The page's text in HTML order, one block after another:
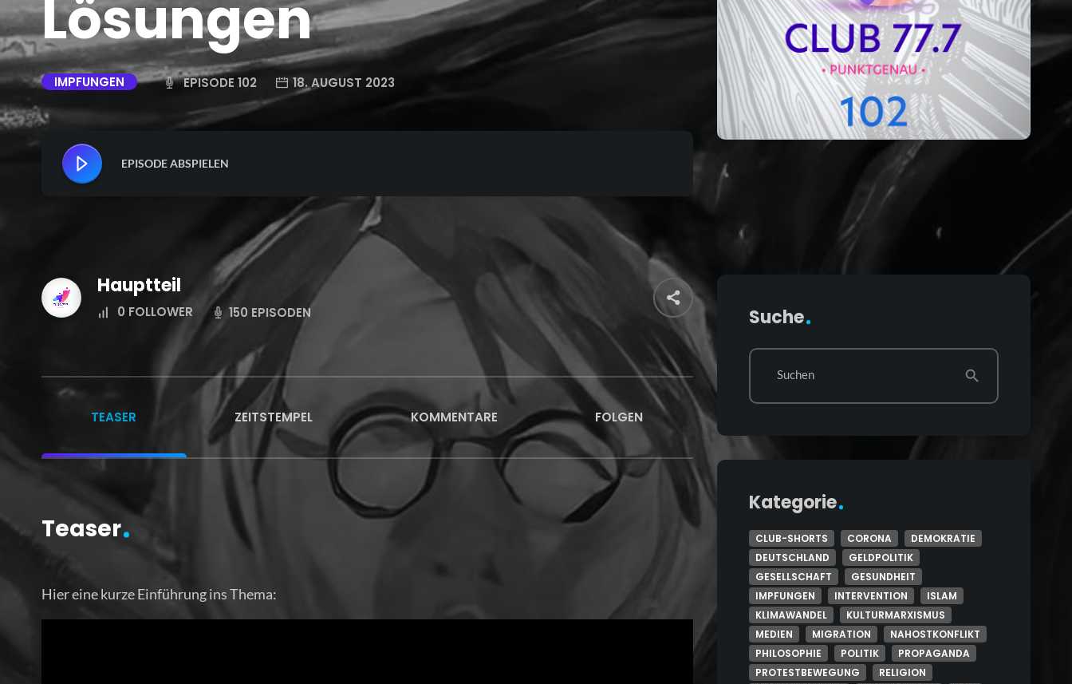
Lösungen
IMPFUNGEN EPISODE 102 18. AUGUST 2023
EPISODE ABSPIELEN
Hauptteil
0 FOLLOWER 150 EPISODEN
TEASER ZEITSTEMPEL KOMMENTARE FOLGEN
Teaser
Hier eine kurze Einführung ins Thema:
Suche
Suchen search
Kategorie
CLUB-SHORTS CORONA
DEMOKRATIE
DEUTSCHLAND
GELDPOLITIK
GESELLSCHAFT
GESUNDHEIT
IMPFUNGEN
INTERVENTION
ISLAM
KLIMAWANDEL
KULTURMARXISMUS
MEDIEN
MIGRATION
NAHOSTKONFLIKT
PHILOSOPHIE
POLITIK
PROPAGANDA
PROTESTBEWEGUNG
RELIGION